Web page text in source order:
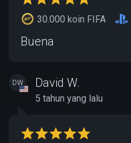
30.000 koin FIFA
Buena
DW David W.
5 tahun yang lalu